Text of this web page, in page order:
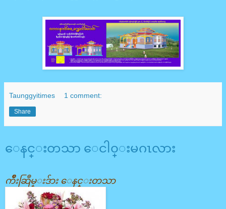
Taunggyitimes 1 comment:
Share
ေနင္းတသာ ေငါ၀္းမဂၤလား
က်ိဳးဆြဳမ္းဒ်ား ေနင္းတသာ